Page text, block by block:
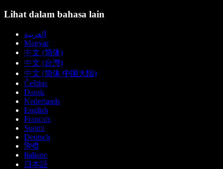
Lihat dalam bahasa lain
العربية
Magyar
中文 (简体)
中文 (台灣)
中文 (简体 中国大陆)
Čeština
Dansk
Nederlands
English
Français
Suomi
Deutsch
हिन्दी
Italiano
日本語